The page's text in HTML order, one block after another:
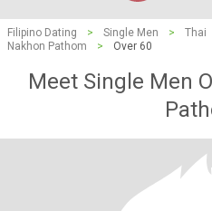
Filipino Dating > Single Men > Thai
Nakhon Pathom
> Over 60
Meet Single Men